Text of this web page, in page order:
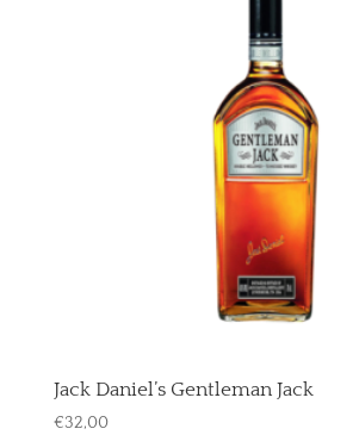
Jack Daniel’s Gentleman Jack
€32,00